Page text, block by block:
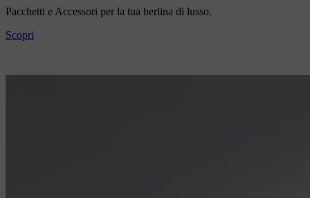
Pacchetti e Accessori per la tua berlina di lusso.
Scopri